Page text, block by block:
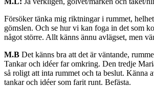
Försöker tänka mig riktningar i rummet,
gömslen. Och se hur vi kan foga in det som
något större. Allt känns ännu avlägset, men
M.B Det känns bra att det är väntande,
Tankar och idéer far omkring. Den tredje
så roligt att inta rummet och ta beslut. Känna
tankar och idéer som farit runt. Befästa.